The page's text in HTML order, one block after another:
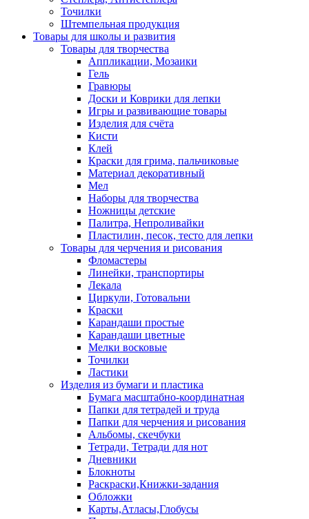
Точилки
Штемпельная продукция
Товары для школы и развития
Товары для творчества
Аппликации, Мозаики
Гель
Гравюры
Доски и Коврики для лепки
Игры и развивающие товары
Изделия для счёта
Кисти
Клей
Краски для грима, пальчиковые
Материал декоративный
Мел
Наборы для творчества
Ножницы детские
Палитра, Непроливайки
Пластилин, песок, тесто для лепки
Товары для черчения и рисования
Фломастеры
Линейки, транспортиры
Лекала
Циркули, Готовальни
Краски
Карандаши простые
Карандаши цветные
Мелки восковые
Точилки
Ластики
Изделия из бумаги и пластика
Бумага масштабно-координатная
Папки для тетрадей и труда
Папки для черчения и рисования
Альбомы, скечбуки
Тетради, Тетради для нот
Дневники
Блокноты
Раскраски,Книжки-задания
Обложки
Карты,Атласы,Глобусы